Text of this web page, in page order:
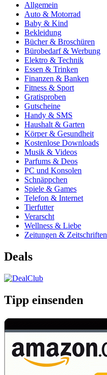
Allgemein
Auto & Motorrad
Baby & Kind
Bekleidung
Bücher & Broschüren
Bürobedarf & Werbung
Elektro & Technik
Essen & Trinken
Finanzen & Banken
Fitness & Sport
Gratisproben
Gutscheine
Handy & SMS
Haushalt & Garten
Körper & Gesundheit
Kostenlose Downloads
Musik & Videos
Parfums & Deos
PC und Konsolen
Schnäppchen
Spiele & Games
Telefon & Internet
Tierfutter
Verarscht
Wellness & Liebe
Zeitungen & Zeitschriften
Deals
Tipp einsenden